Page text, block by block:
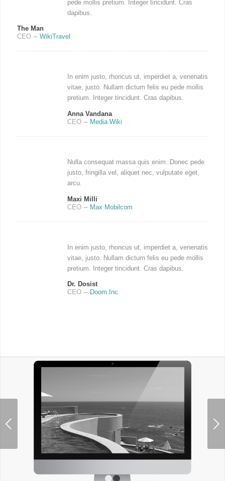
pede mollis pretium. Integer tincidunt. Cras
dapibus.
The Man
CEO – WikiTravel
In enim justo, rhoncus ut, imperdiet a, venenatis
vitae, justo. Nullam dictum felis eu pede mollis
pretium. Integer tincidunt. Cras dapibus.
Anna Vandana
CEO – Media Wiki
Nulla consequat massa quis enim. Donec pede
justo, fringilla vel, aliquet nec, vulputate eget,
arcu.
Maxi Milli
CEO – Max Mobilcom
In enim justo, rhoncus ut, imperdiet a, venenatis
vitae, justo. Nullam dictum felis eu pede mollis
pretium. Integer tincidunt. Cras dapibus.
Dr. Dosist
CEO – Doom Inc
Next